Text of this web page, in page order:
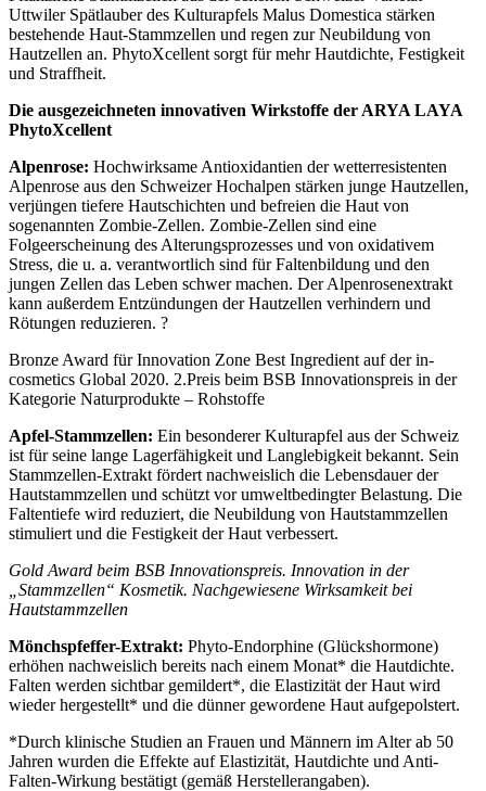
Uttwiler Spätlauber des Kulturapfels Malus Domestica stärken
bestehende Haut-Stammzellen und regen zur Neubildung von
Hautzellen an. PhytoXcellent sorgt für mehr Hautdichte, Festigkeit
und Straffheit.
Die ausgezeichneten innovativen Wirkstoffe der ARYA LAYA
PhytoXcellent
Alpenrose: Hochwirksame Antioxidantien der wetterresistenten
Alpenrose aus den Schweizer Hochalpen stärken junge Hautzellen,
verjüngen tiefere Hautschichten und befreien die Haut von
sogenannten Zombie-Zellen. Zombie-Zellen sind eine
Folgeerscheinung des Alterungsprozesses und von oxidativem
Stress, die u. a. verantwortlich sind für Faltenbildung und den
jungen Zellen das Leben schwer machen. Der Alpenrosenextrakt
kann außerdem Entzündungen der Hautzellen verhindern und
Rötungen reduzieren. ?
Bronze Award für Innovation Zone Best Ingredient auf der in-
cosmetics Global 2020. 2.Preis beim BSB Innovationspreis in der
Kategorie Naturprodukte – Rohstoffe
Apfel-Stammzellen: Ein besonderer Kulturapfel aus der Schweiz
ist für seine lange Lagerfähigkeit und Langlebigkeit bekannt. Sein
Stammzellen-Extrakt fördert nachweislich die Lebensdauer der
Hautstammzellen und schützt vor umweltbedingter Belastung. Die
Faltentiefe wird reduziert, die Neubildung von Hautstammzellen
stimuliert und die Festigkeit der Haut verbessert.
Gold Award beim BSB Innovationspreis. Innovation in der
„Stammzellen“ Kosmetik. Nachgewiesene Wirksamkeit bei
Hautstammzellen
Mönchspfeffer-Extrakt: Phyto-Endorphine (Glückshormone)
erhöhen nachweislich bereits nach einem Monat* die Hautdichte.
Falten werden sichtbar gemildert*, die Elastizität der Haut wird
wieder hergestellt* und die dünner gewordene Haut aufgepolstert.
*Durch klinische Studien an Frauen und Männern im Alter ab 50
Jahren wurden die Effekte auf Elastizität, Hautdichte und Anti-
Falten-Wirkung bestätigt (gemäß Herstellerangaben).